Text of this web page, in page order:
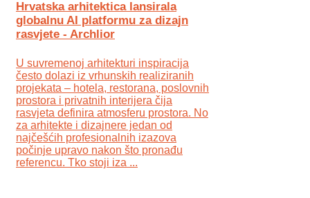
Hrvatska arhitektica lansirala
globalnu AI platformu za dizajn
rasvjete - Archlior
U suvremenoj arhitekturi inspiracija
često dolazi iz vrhunskih realiziranih
projekata – hotela, restorana, poslovnih
prostora i privatnih interijera čija
rasvjeta definira atmosferu prostora. No
za arhitekte i dizajnere jedan od
najčešćih profesionalnih izazova
počinje upravo nakon što pronađu
referencu. Tko stoji iza ...